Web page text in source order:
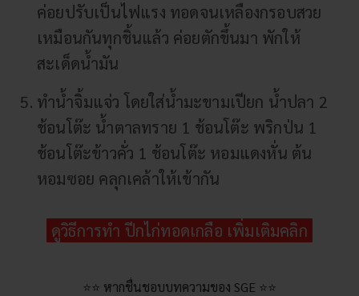
ค่อยปรับเป็นไฟแรง ทอดจนเหลืองกรอบสวย
เหมือนกันทุกชิ้นแล้ว ค่อยตักขึ้นมา พักให้
สะเด็ดน้ำมัน
ทำน้ำจิ้มแจ่ว โดยใส่น้ำมะขามเปียก น้ำปลา 2
ช้อนโต๊ะ น้ำตาลทราย 1 ช้อนโต๊ะ พริกป่น 1
ช้อนโต๊ะข้าวคั่ว 1 ช้อนโต๊ะ หอมแดงหั่น ต้น
หอมซอย คลุกเคล้าให้เข้ากัน
ดูวิธีการทำ ปีกไก่ทอดเกลือ เพิ่มเติมคลิก
⭐⭐ หากชื่นชอบบทความของ SGE ⭐⭐